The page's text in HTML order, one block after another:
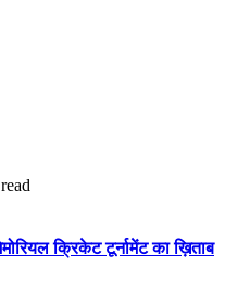
क्रिकेट टूर्नामेंट का ख़िताब